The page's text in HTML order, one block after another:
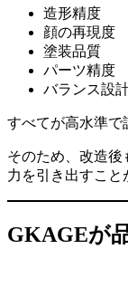
造形精度
顔の再現度
塗装品質
パーツ精度
バランス設
すべてが高水準で
そのため、改造後
力を引き出すこと
GKAGEが